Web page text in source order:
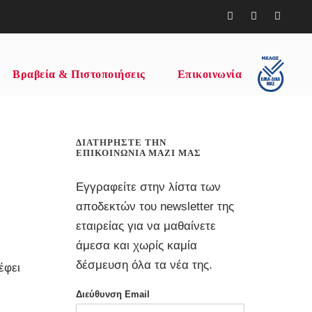
Βραβεία & Πιστοποιήσεις Επικοινωνία
ΔΙΑΤΗΡΉΣΤΕ ΤΗΝ
ΕΠΙΚΟΙΝΩΝΊΑ ΜΑΖΊ ΜΑΣ
Εγγραφείτε στην λίστα των
αποδεκτών του newsletter της
εταιρείας για να μαθαίνετε
άμεσα και χωρίς καμία
δέσμευση όλα τα νέα της.
Διεύθυνση Email